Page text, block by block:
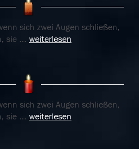
sich zwei Augen schließen,
sie ... weiterlesen
sich zwei Augen schließen,
sie ... weiterlesen